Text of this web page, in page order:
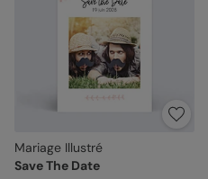
Mariage Illustré
Save The Date